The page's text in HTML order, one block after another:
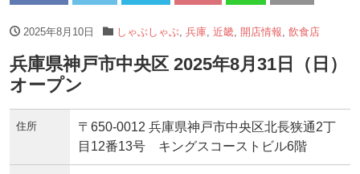
2025年8月10日 しゃぶしゃぶ, 兵庫, 近畿, 開店情報 飲食店
兵庫県神戸市中央区 2025年8月31日（日）
オープン
住所
〒650-0012 兵庫県神戸市中央区北長狭通2丁
目12番13号 キングスコーストビル6階